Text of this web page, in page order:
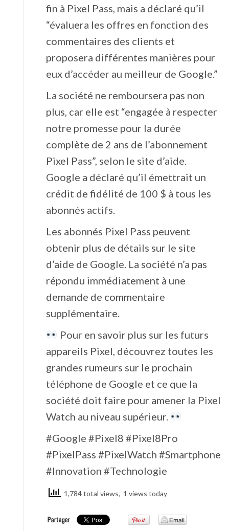
fin à Pixel Pass, mais a déclaré qu’il
“évaluera les offres en fonction des
commentaires des clients et
proposera différentes manières pour
eux d’accéder au meilleur de Google.”
La société ne remboursera pas non
plus, car elle est “engagée à respecter
notre promesse pour la durée
complète de 2 ans de l’abonnement
Pixel Pass”, selon le site d’aide.
Google a déclaré qu’il émettrait un
crédit de fidélité de 100 $ à tous les
abonnés actifs.
Les abonnés Pixel Pass peuvent
obtenir plus de détails sur le site
d’aide de Google. La société n’a pas
répondu immédiatement à une
demande de commentaire
supplémentaire.
Pour en savoir plus sur les futurs
appareils Pixel, découvrez toutes les
grandes rumeurs sur le prochain
téléphone de Google et ce que la
société doit faire pour amener la Pixel
Watch au niveau supérieur.
#Google #Pixel8 #Pixel8Pro
#PixelPass #PixelWatch #Smartphone
#Innovation #Technologie
1,784 total views, 1 views today